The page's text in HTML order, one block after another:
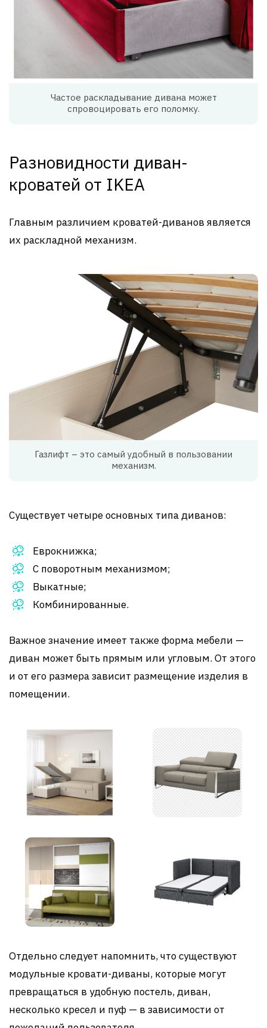
Частое раскладывание дивана может
спровоцировать его поломку.
Разновидности диван-
кроватей от IKEA
Главным различием кроватей-диванов является
их раскладной механизм.
Газлифт – это самый удобный в пользовании
механизм.
Существует четыре основных типа диванов:
Еврокнижка;
С поворотным механизмом;
Выкатные;
Комбинированные.
Важное значение имеет также форма мебели —
диван может быть прямым или угловым. От этого
и от его размера зависит размещение изделия в
помещении.
Отдельно следует напомнить, что существуют
модульные кровати-диваны, которые могут
превращаться в удобную постель, диван,
несколько кресел и пуф — в зависимости от